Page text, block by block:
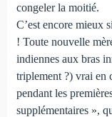
congeler la moitié.
C’est encore mieux
! Toute nouvelle
indiennes aux bras
triplement ?) vrai en
pendant les
supplémentaires »,